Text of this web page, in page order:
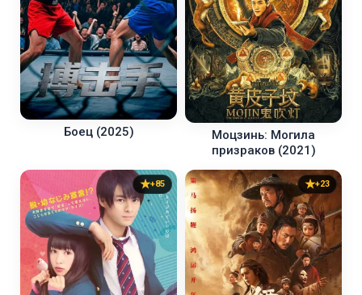
Боец (2025)
Моцзинь: Могила
призраков (2021)
+85 +23